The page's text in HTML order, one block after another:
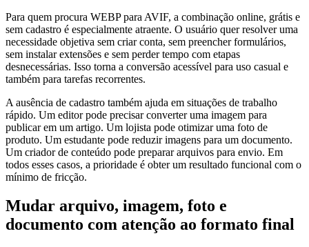
Para quem procura WEBP para AVIF, a combinação online, grátis e
sem cadastro é especialmente atraente. O usuário quer resolver uma
necessidade objetiva sem criar conta, sem preencher formulários,
sem instalar extensões e sem perder tempo com etapas
desnecessárias. Isso torna a conversão acessível para uso casual e
também para tarefas recorrentes.
A ausência de cadastro também ajuda em situações de trabalho
rápido. Um editor pode precisar converter uma imagem para
publicar em um artigo. Um lojista pode otimizar uma foto de
produto. Um estudante pode reduzir imagens para um documento.
Um criador de conteúdo pode preparar arquivos para envio. Em
todos esses casos, a prioridade é obter um resultado funcional com o
mínimo de fricção.
Mudar arquivo, imagem, foto e
documento com atenção ao formato final